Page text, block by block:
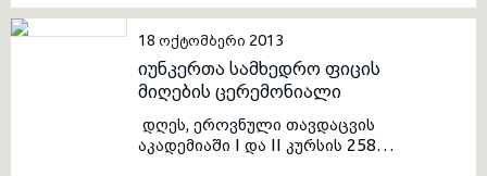
სამოქალაქო კვალიფიკაციის
მიღებაზე.
რექტორმა ვლადიმერ პაპავამ
სამეთაურო-საშტაბო სკოლის
მსმენელებს ლექცია ჩაუტარა,
რომლის ძირითადი თემები
ქართული ეკონომიკის
პერსპექტივები მომდევნო 20
წლის განმავლობაში, ქვეყანაში
არსებული პოლიტიკური
18 ოქტომბერი 2013
იუნკერთა სამხედრო ფიცის
მიღების ცერემონიალი
დღეს, ეროვნული თავდაცვის
აკადემიაში I და II კურსის 258